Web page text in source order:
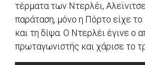
τέρματα των Ντερλέι,
παράταση, μόνο η Πόρτο είχε
και τη δίψα. Ο Ντερλέι έγινε ο
πρωταγωνιστής και χάρισε το